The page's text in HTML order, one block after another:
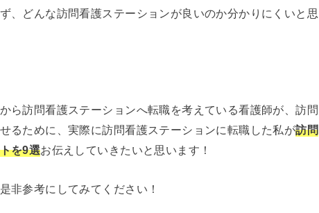
、どんな訪問看護ステーションが良いのか分かりにくいと思
ら訪問看護ステーションへ転職を考えている看護師が、訪問
るために、実際に訪問看護ステーションに転職した私が訪問
を9選お伝えしていきたいと思います！
非参考にしてみてください！